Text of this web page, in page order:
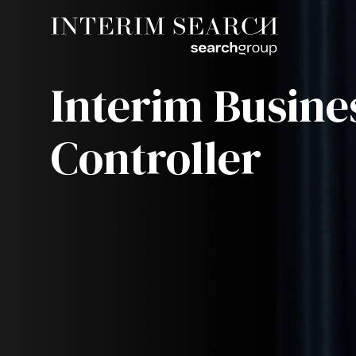
Interim
Controller